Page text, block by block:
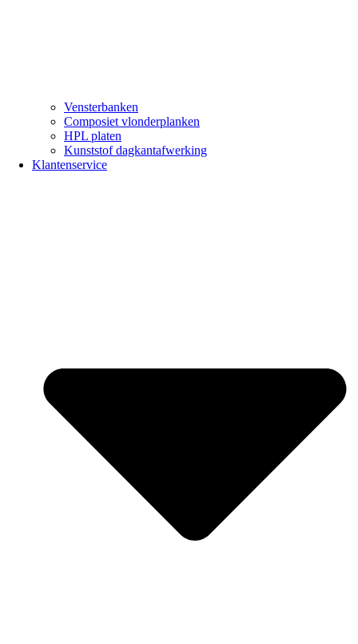
Vensterbanken
Composiet vlonderplanken
HPL platen
Kunststof dagkantafwerking
Klantenservice